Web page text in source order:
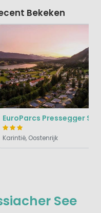
See
Bekeken
EuroParcs Pressegger See
Karintië, Oostenrijk